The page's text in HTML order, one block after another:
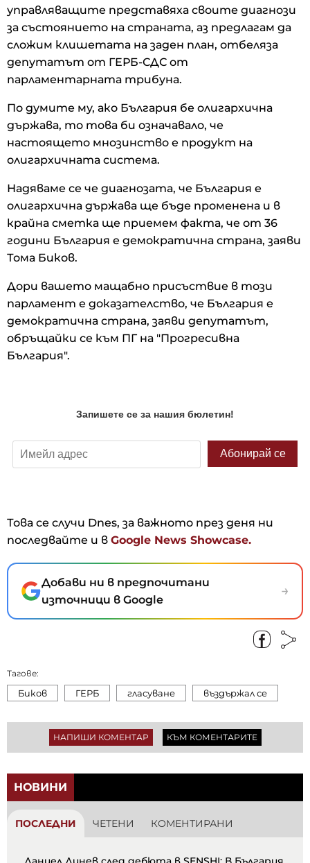
управляващите представяха своите диагнози
за състоянието на страната, аз предлагам да
сложим клишетата на заден план, отбеляза
депутатът от ГЕРБ-СДС от
парламентарната трибуна.
По думите му, ако България бе олигархична
държава, то това би означавало, че
настоящето мнозинство е продукт на
олигархичната система.
Надяваме се че диагнозата, че България е
олигархична държава ще бъде променена и в
крайна сметка ще приемем факта, че от 36
години България е демократична страна, заяви
Тома Биков.
Дори вашето мащабно присъствие в този
парламент е доказателство, че България е
демократична страна, заяви депутатът,
обръщайки се към ПГ на "Прогресивна
България".
Това се случи Dnes, за важното през деня ни
последвайте и в Google News Showcase.
Добави ни в предпочитани
източници в Google
→
Тагове:
Биков ГЕРБ гласуване въздържал се
НАПИШИ КОМЕНТАР КЪМ КОМЕНТАРИТЕ
НОВИНИ
ПОСЛЕДНИ ЧЕТЕНИ КОМЕНТИРАНИ